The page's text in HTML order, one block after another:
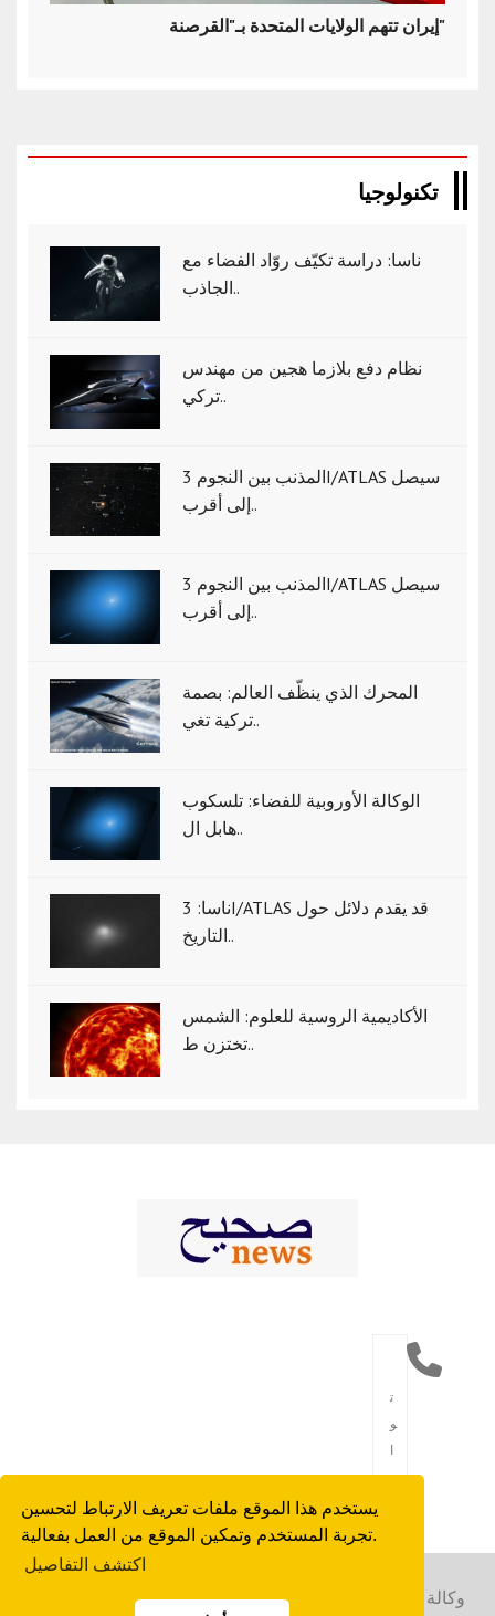
يستخدم هذا الموقع ملفات تعريف الارتباط لتحسين
تجربة المستخدم وتمكين الموقع من العمل بفعالية.
اكتشف التفاصيل
إيران تتهم الولايات المتحدة بـ"القرصنة"
تكنولوجيا
ناسا: دراسة تكيّف روّاد الفضاء مع
الجاذب..
نظام دفع بلازما هجين من مهندس
تركي..
المذنب بين النجوم 3I/ATLAS سيصل
إلى أقرب..
المذنب بين النجوم 3I/ATLAS سيصل
إلى أقرب..
المحرك الذي ينظّف العالم: بصمة
تركية تغي..
الوكالة الأوروبية للفضاء: تلسكوب
هابل ال..
ناسا: 3I/ATLAS قد يقدم دلائل حول
التاريخ..
الأكاديمية الروسية للعلوم: الشمس
تختزن ط..
ت
و
ا
ص
Copyright © 2023 وكالة الأنباء العربية. كل الحقوق محفوظة. |